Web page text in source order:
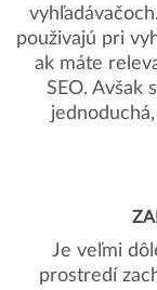
použivajú pri
ak máte
SEO. Avšak
Je veľmi
prostredí